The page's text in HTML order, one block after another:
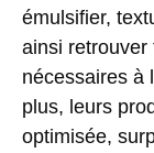
émulsifier,
ainsi retrouver
nécessaires à
plus, leurs
optimisée,